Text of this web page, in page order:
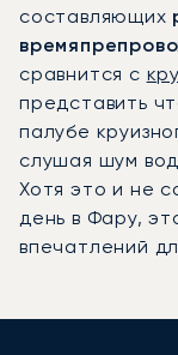
составляющих
сравнится с
представить
палубе
слушая шум
Хотя это и не
день в Фару,
впечатлений